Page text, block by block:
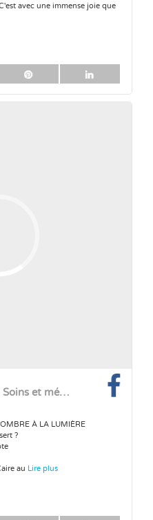
avec une immense joie que
Thibaut Breuls - Soins et méditation
À LA LUMIÈRE
?
au Lire plus